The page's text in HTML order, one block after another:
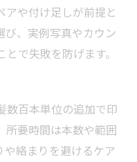
アや付け足しが前提と
び、実例写真やカウン
で失敗を防げます。
数百本単位の追加で印
所要時間は本数や範囲
や絡まりを避けるケア